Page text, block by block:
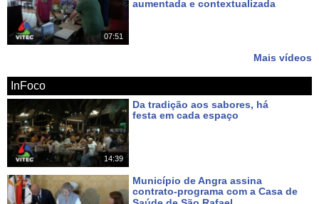
Tags:
vitec
azorestv vitecazorestv
acores
terceira island
noticias
dos açores
heroísmo
07:51
aumentada e contextualizada
Mais vídeos
InFoco
14:39
Da tradição aos sabores, há
festa em cada espaço
Município de Angra assina
contrato-programa com a Casa de